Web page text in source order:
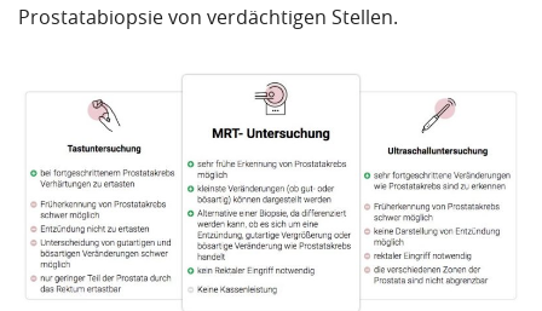
Prostatabiopsie von verdächtigen Stellen.